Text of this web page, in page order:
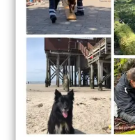
#drk #reutlingen
#helferaufvierpfoten